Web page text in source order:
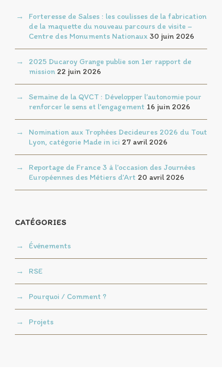
Forteresse de Salses : les coulisses de la fabrication
de la maquette du nouveau parcours de visite –
Centre des Monuments Nationaux 30 juin 2026
2025 Ducaroy Grange publie son 1er rapport de
mission 22 juin 2026
Semaine de la QVCT : Développer l’autonomie pour
renforcer le sens et l’engagement 16 juin 2026
Nomination aux Trophées Decideures 2026 du Tout
Lyon, catégorie Made in ici 27 avril 2026
Reportage de France 3 à l’occasion des Journées
Européennes des Métiers d’Art 20 avril 2026
CATÉGORIES
Événements
RSE
Pourquoi / Comment ?
Projets